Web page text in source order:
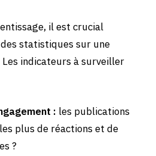
il est crucial
des statistiques sur une
Les indicateurs à surveiller
: les publications
plus de réactions et de
?